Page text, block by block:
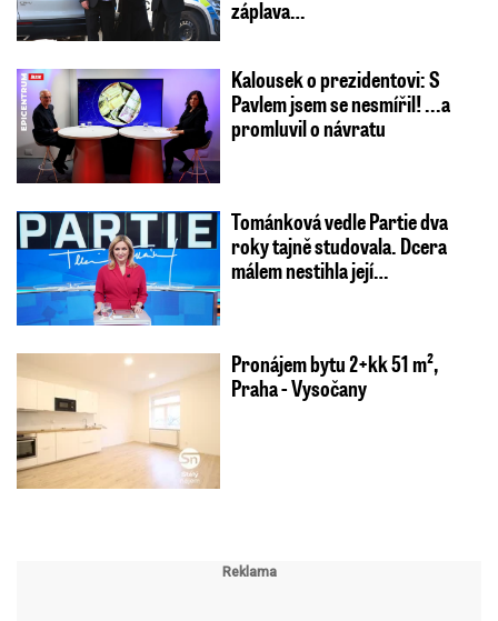
záplava…
Kalousek o prezidentovi: S
Pavlem jsem se nesmířil! ...a
promluvil o návratu
Tománková vedle Partie dva
roky tajně studovala. Dcera
málem nestihla její…
Pronájem bytu 2+kk 51 m²,
Praha - Vysočany